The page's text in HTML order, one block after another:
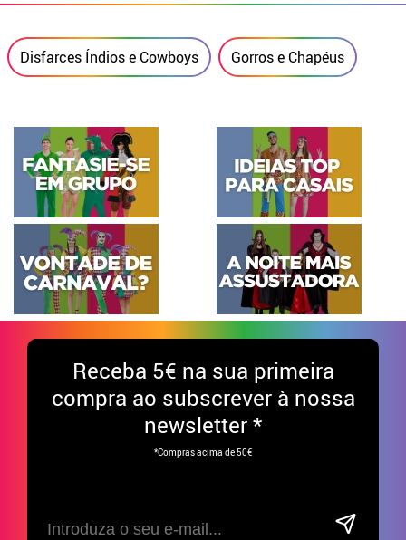
Disfarces Índios e Cowboys Gorros e Chapéus
Receba 5€ na sua primeira
compra ao subscrever à nossa
newsletter *
*Compras acima de 50€